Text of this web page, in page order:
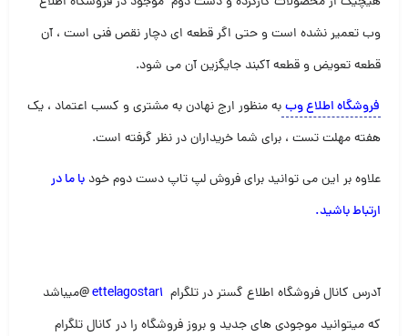
وب تعمیر نشده است و حتی اگر قطعه ای دچار نقص فنی است ، آن
قطعه تعویض و قطعه آکبند جایگزین آن می شود.
فروشگاه اطلاع وببه منظور ارج نهادن به مشتری و کسب اعتماد ، یک
هفته مهلت تست ، برای شما خریداران در نظر گرفته است.
علاوه بر این می توانید برای فروش لپ تاپ دست دوم خود با ما در
ارتباط باشید.
آدرس کانال فروشگاه اطلاع گستر در تلگرام ettelagostar1
@میباشد
که میتوانید موجودی های جدید و بروز فروشگاه را در کانال تلگرام